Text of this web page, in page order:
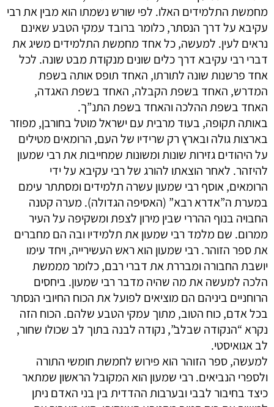
מחמשת התלמידים האלו. לפי שורש נשמתו הוא מבין את רבי
עקיבא על דרך הנסתר, כלומר ברובד עמקי הטבע שאינם
נראים לעין. למעשה, כל אחד מחמשת התלמידים משיג את
דברי רבי עקיבא דרך כלים שונים מנקודת מבט שונה. לכל
אחד פרשנות שונה לתורתו, האחד תופס אותה בשפת
המדרש, האחד בשפת הקבלה, האחד בשפת האגדה,
האחד בשפת ההלכה והאחד בשפת התנ”ך.
באותה תקופה, בעוד מרבית עם ישראל מוטל בחורבן, מפוזר
בארצות גולה ובארץ רק שרידיו של העם, הרומאים מטילים
על היהודים גזירות שונות ומשונות שמחייבות את רבי שמעון
להיזהר. לאחר הוצאתו להורג של רבי עקיבא על ידי
הרומאים, אוסף רבי שמעון עשרה תלמידים ומסתתר עימם
במערת ה”אדרא רבא” (האסיפה הגדולה). מערה קטנה
החבויה בנוף ההררי שבין מירון לצפת ומשקיפה על העיר
ממרום. שם מלמד רבי שמעון את תלמידיו ובה הם מחברים
את ספר הזוהר. רבי שמעון הוא ראש העשירייה, ויחד עימו
יושבת החבורה ומבררת את דברי רבם, כלומר מממשת
הלכה למעשה את מה שהיה מדבר רבי שמעון. ביחסים
הרוחניים ביניהם הם מוציאים לפועל את הכוח החיובי הנסתר
בכל אדם, כוח הטוב, מתוך עמקי הטבע שלהם. הכוח הזה
נקרא “הנקודה שבלב”, נקודה לבנה בתוך לב שכולו שחור,
לב אגואיסטי.
למעשה, ספר הזוהר הוא פירוש לחמשת חומשי התורה
ולספרי הנביאים. רבי שמעון הוא המקובל הראשון שמתאר
כיצד בחיבור לבבי ובערבות ההדדית בין בני האדם ניתן